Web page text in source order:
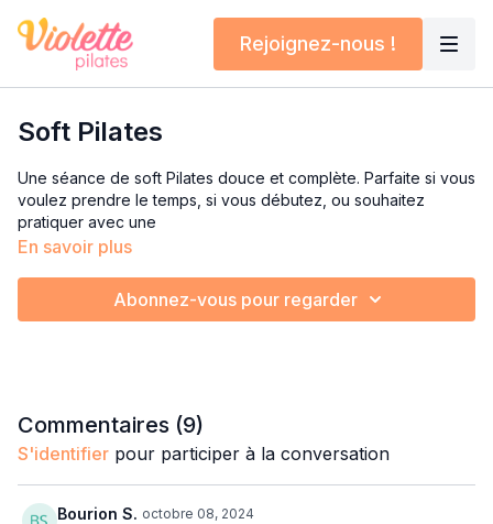
Rejoignez-nous !
Soft Pilates
Une séance de soft Pilates douce et complète. Parfaite si vous
voulez prendre le temps, si vous débutez, ou souhaitez
pratiquer avec une
En savoir plus
Abonnez-vous pour regarder
Commentaires (9)
S'identifier pour participer à la conversation
Bourion S. octobre 08, 2024